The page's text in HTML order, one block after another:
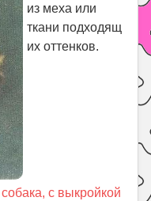
из меха или
ткани подходящ
их оттенков.
с выкройкой